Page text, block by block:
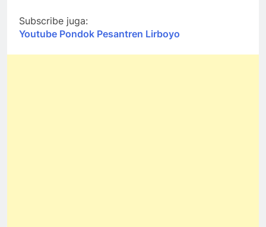
Subscribe juga:
Youtube Pondok Pesantren Lirboyo